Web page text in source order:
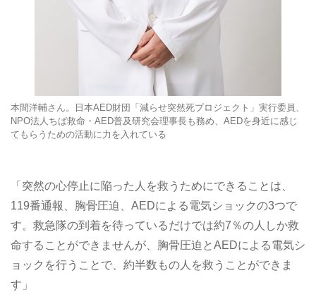
本間洋輔さん。日本AED財団「減らせ突然死プロジェクト」実行委員、
NPO法人ちば救命・AED普及研究会理事長も務め、AEDを身近に感じ
てもらうための活動に力を入れている
「突然の心停止に陥った人を救うためにできることは、
119番通報、胸骨圧迫、AEDによる電気ショックの3つで
す。救急隊の到着を待っているだけでは約7％の人しか救
命することができませんが、胸骨圧迫とAEDによる電気シ
ョックを行うことで、約半数もの人を救うことができま
す」